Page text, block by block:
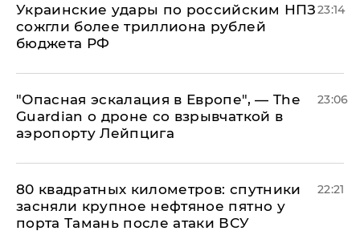
Украинские удары по российским НПЗ
сожгли более триллиона рублей
бюджета РФ
23:14
"Опасная эскалация в Европе", — The
Guardian о дроне со взрывчаткой в
аэропорту Лейпцига
23:06
80 квадратных километров: спутники
засняли крупное нефтяное пятно у
порта Тамань после атаки ВСУ
22:21